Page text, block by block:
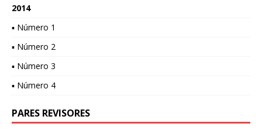
2014
▪ Número 1
▪ Número 2
▪ Número 3
▪ Número 4
PARES REVISORES